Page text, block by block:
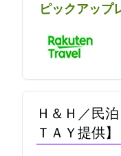
ピックアップ
Ｈ＆Ｈ／民
ＴＡＹ提供】